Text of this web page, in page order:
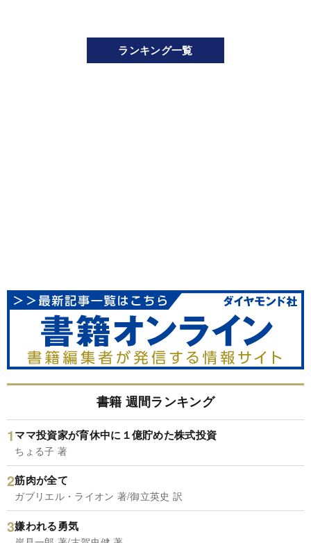
ランキング一覧
書籍 週間ランキング
ママ投資家が育休中に１億貯めた株式投資
ちょる子 著
筋肉が全て
ガブリエル・ライオン 著/御立英史 訳
嫌われる勇気